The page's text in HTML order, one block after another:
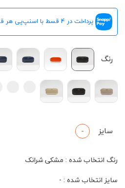
پرداخت در 4 قسط با اسنپ‌پی هر قسط
رنگ
سایز -
رنگ انتخاب شده : مشکی شرانک
سایز انتخاب شده :
-